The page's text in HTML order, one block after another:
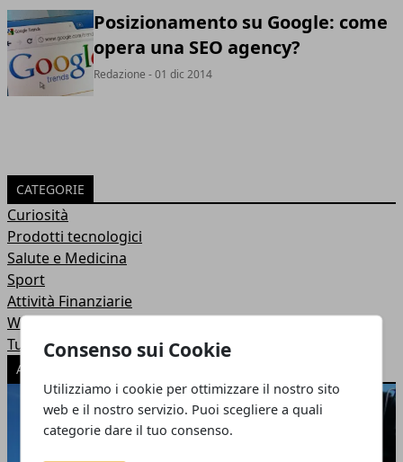
Consenso sui Cookie
Utilizziamo i cookie per ottimizzare il nostro sito
web e il nostro servizio. Puoi scegliere a quali
categorie dare il tuo consenso.
Posizionamento su Google: come
opera una SEO agency?
Redazione - 01 dic 2014
CATEGORIE
Curiosità
Prodotti tecnologici
Salute e Medicina
Sport
Attività Finanziarie
Webmarketing
Turismo immobiliare
ARTICOLI POPOLARI